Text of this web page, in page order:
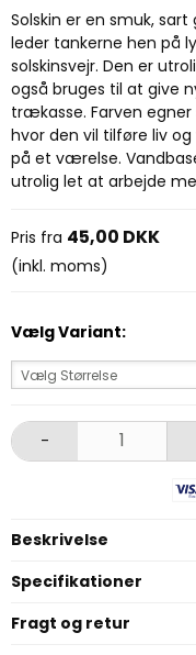
Solskin er en smuk,
leder tankerne hen på
solskinsvejr. Den er
også bruges til at give
trækasse. Farven
hvor den vil tilføre liv
på et værelse.
utrolig let at arbejde
Pris fra 45,00 DKK
(inkl. moms)
Vælg Variant:
Vælg Størrelse
-
Beskrivelse
Specifikationer
Fragt og retur